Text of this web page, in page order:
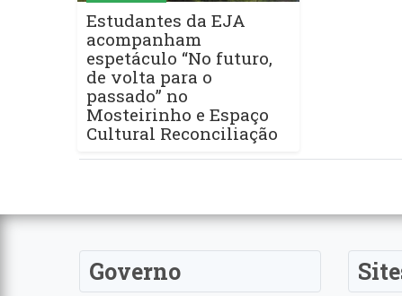
Estudantes da EJA
acompanham
espetáculo “No futuro,
de volta para o
passado” no
Mosteirinho e Espaço
Cultural Reconciliação
Governo